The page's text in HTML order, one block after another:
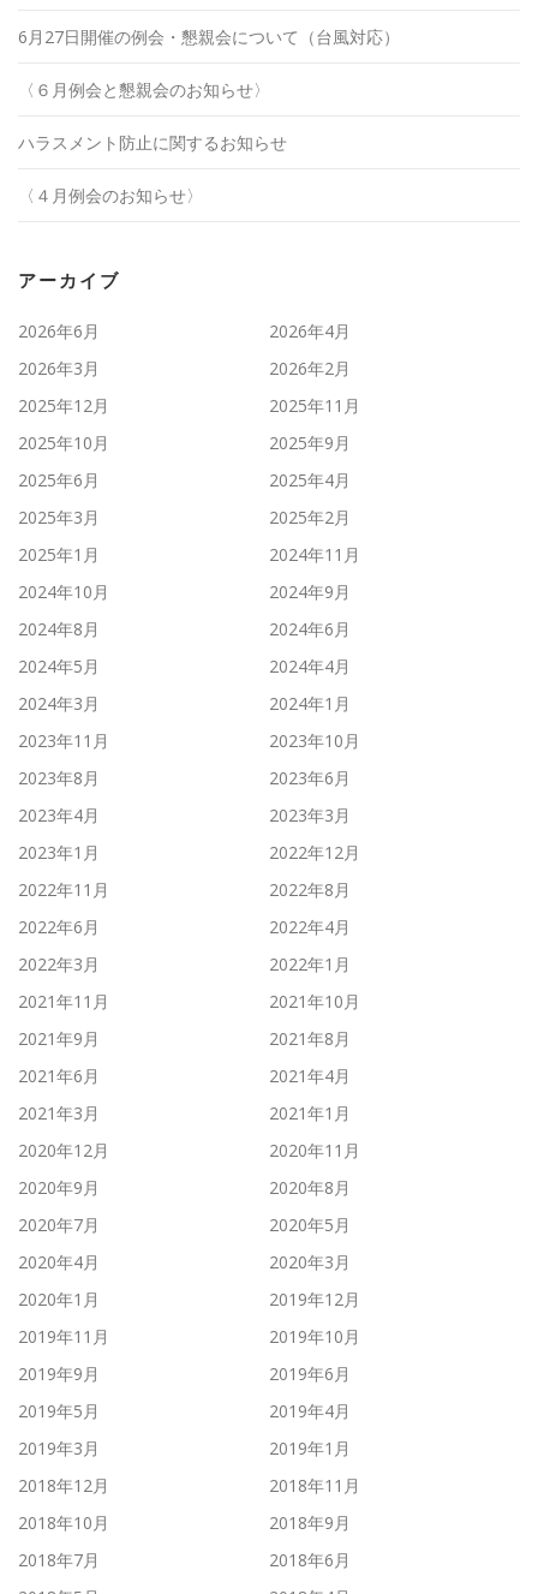
6月27日開催の例会・懇親会について（台風対応）
〈６月例会と懇親会のお知らせ〉
ハラスメント防止に関するお知らせ
〈４月例会のお知らせ〉
アーカイブ
2026年6月
2026年4月
2026年3月
2026年2月
2025年12月
2025年11月
2025年10月
2025年9月
2025年6月
2025年4月
2025年3月
2025年2月
2025年1月
2024年11月
2024年10月
2024年9月
2024年8月
2024年6月
2024年5月
2024年4月
2024年3月
2024年1月
2023年11月
2023年10月
2023年8月
2023年6月
2023年4月
2023年3月
2023年1月
2022年12月
2022年11月
2022年8月
2022年6月
2022年4月
2022年3月
2022年1月
2021年11月
2021年10月
2021年9月
2021年8月
2021年6月
2021年4月
2021年3月
2021年1月
2020年12月
2020年11月
2020年9月
2020年8月
2020年7月
2020年5月
2020年4月
2020年3月
2020年1月
2019年12月
2019年11月
2019年10月
2019年9月
2019年6月
2019年5月
2019年4月
2019年3月
2019年1月
2018年12月
2018年11月
2018年10月
2018年9月
2018年7月
2018年6月